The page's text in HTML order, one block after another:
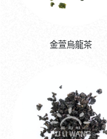
金萱烏龍茶